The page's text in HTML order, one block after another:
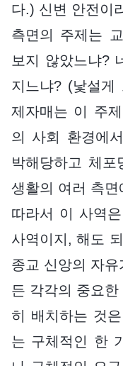
다.) 신변 안전이
측면의 주제는
보지 않았느냐?
지느냐? (낯설게
제자매는 이 주
의 사회 환경에
박해당하고 체
생활의 여러 측
따라서 이 사역
사역이지, 해도
종교 신앙의 자
든 각각의 중요
히 배치하는 것
는 구체적인 한